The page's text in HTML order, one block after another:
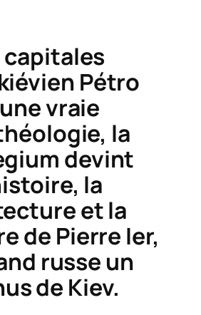
capitales
Pétro
vraie
la
devint
la
et la
de Pierre Ier,
russe un
de Kiev.